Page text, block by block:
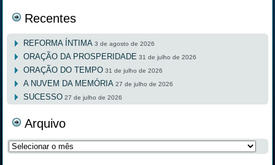
Recentes
REFORMA ÍNTIMA 3 de agosto de 2026
ORAÇÃO DA PROSPERIDADE 31 de julho de 2026
ORAÇÃO DO TEMPO 31 de julho de 2026
A NUVEM DA MEMÓRIA 27 de julho de 2026
SUCESSO 27 de julho de 2026
Arquivo
Arquivo